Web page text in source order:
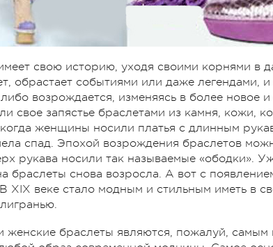
свою историю, уходя своими корнями в
обрастает событиями или даже легендами,
возрождается, изменяясь в более новое
свое запястье браслетами из камня, кожи,
когда женщины носили платья с длинным
спад. Эпохой возрождения браслетов
рукава носили так называемые «ободки».
браслеты снова возросла. А вот с
ХIХ веке стало модным и стильным иметь в
браслеты являются, пожалуй, самым